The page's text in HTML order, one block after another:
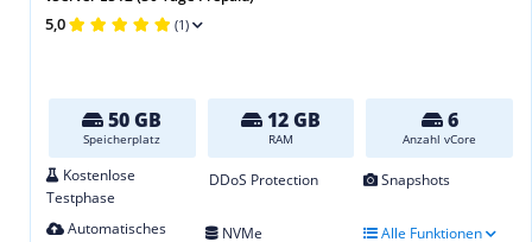
5,0 (1)
50 GB
Speicherplatz
12 GB
RAM
6
Anzahl vCore
Kostenlose
Testphase
DDoS Protection Snapshots
Automatisches
NVMe Alle Funktionen